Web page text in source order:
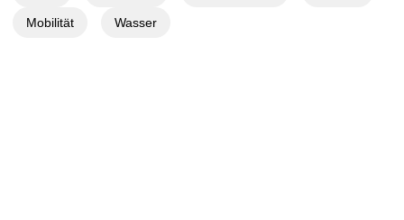
Mobilität Wasser